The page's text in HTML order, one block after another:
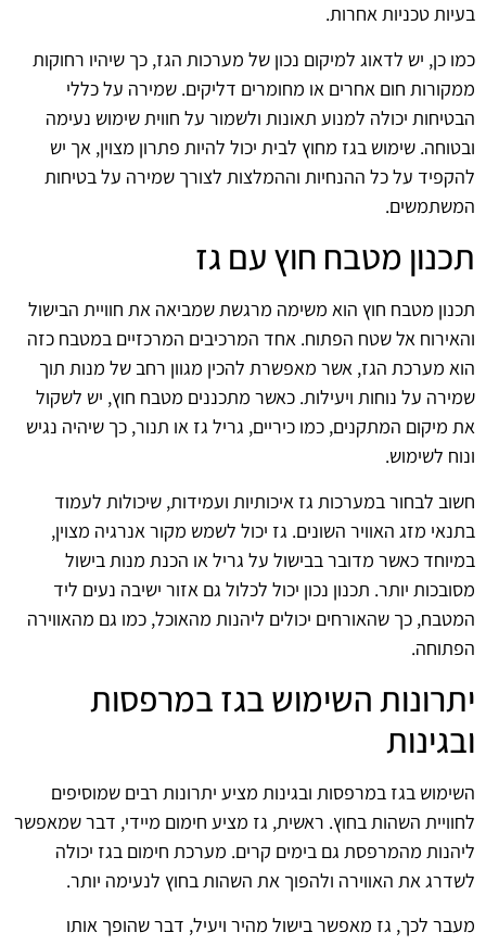
בעיות טכניות אחרות.
כמו כן, יש לדאוג למיקום נכון של מערכות הגז, כך שיהיו רחוקות
ממקורות חום אחרים או מחומרים דליקים. שמירה על כללי
הבטיחות יכולה למנוע תאונות ולשמור על חווית שימוש נעימה
ובטוחה. שימוש בגז מחוץ לבית יכול להיות פתרון מצוין, אך יש
להקפיד על כל ההנחיות וההמלצות לצורך שמירה על בטיחות
המשתמשים.
תכנון מטבח חוץ עם גז
תכנון מטבח חוץ הוא משימה מרגשת שמביאה את חוויית הבישול
והאירוח אל שטח הפתוח. אחד המרכיבים המרכזיים במטבח כזה
הוא מערכת הגז, אשר מאפשרת להכין מגוון רחב של מנות תוך
שמירה על נוחות ויעילות. כאשר מתכננים מטבח חוץ, יש לשקול
את מיקום המתקנים, כמו כיריים, גריל גז או תנור, כך שיהיה נגיש
ונוח לשימוש.
חשוב לבחור במערכות גז איכותיות ועמידות, שיכולות לעמוד
בתנאי מזג האוויר השונים. גז יכול לשמש מקור אנרגיה מצוין,
במיוחד כאשר מדובר בבישול על גריל או הכנת מנות בישול
מסובכות יותר. תכנון נכון יכול לכלול גם אזור ישיבה נעים ליד
המטבח, כך שהאורחים יכולים ליהנות מהאוכל, כמו גם מהאווירה
הפתוחה.
יתרונות השימוש בגז במרפסות
ובגינות
השימוש בגז במרפסות ובגינות מציע יתרונות רבים שמוסיפים
לחוויית השהות בחוץ. ראשית, גז מציע חימום מיידי, דבר שמאפשר
ליהנות מהמרפסת גם בימים קרים. מערכת חימום בגז יכולה
לשדרג את האווירה ולהפוך את השהות בחוץ לנעימה יותר.
מעבר לכך, גז מאפשר בישול מהיר ויעיל, דבר שהופך אותו